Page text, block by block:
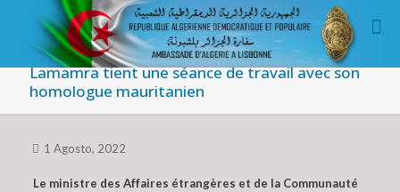
Lamamra tient une séance de travail avec son
homologue mauritanien
1 Agosto, 2022
Le ministre des Affaires étrangères et de la Communauté